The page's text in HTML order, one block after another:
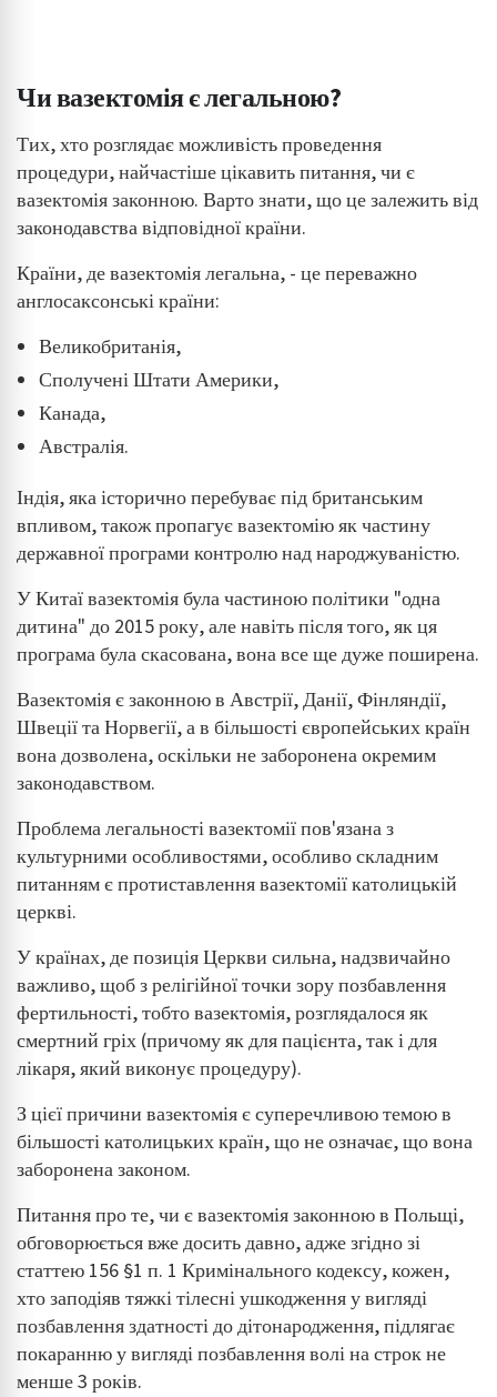
Чи вазектомія є легальною?
Тих, хто розглядає можливість проведення
процедури, найчастіше цікавить питання, чи є
вазектомія законною. Варто знати, що це залежить від
законодавства відповідної країни.
Країни, де вазектомія легальна, - це переважно
англосаксонські країни:
Великобританія,
Сполучені Штати Америки,
Канада,
Австралія.
Індія, яка історично перебуває під британським
впливом, також пропагує вазектомію як частину
державної програми контролю над народжуваністю.
У Китаї вазектомія була частиною політики "одна
дитина" до 2015 року, але навіть після того, як ця
програма була скасована, вона все ще дуже поширена.
Вазектомія є законною в Австрії, Данії, Фінляндії,
Швеції та Норвегії, а в більшості європейських країн
вона дозволена, оскільки не заборонена окремим
законодавством.
Проблема легальності вазектомії пов'язана з
культурними особливостями, особливо складним
питанням є протиставлення вазектомії католицькій
церкві.
У країнах, де позиція Церкви сильна, надзвичайно
важливо, щоб з релігійної точки зору позбавлення
фертильності, тобто вазектомія, розглядалося як
смертний гріх (причому як для пацієнта, так і для
лікаря, який виконує процедуру).
З цієї причини вазектомія є суперечливою темою в
більшості католицьких країн, що не означає, що вона
заборонена законом.
Питання про те, чи є вазектомія законною в Польщі,
обговорюється вже досить давно, адже згідно зі
статтею 156 §1 п. 1 Кримінального кодексу, кожен,
хто заподіяв тяжкі тілесні ушкодження у вигляді
позбавлення здатності до дітонародження, підлягає
покаранню у вигляді позбавлення волі на строк не
менше 3 років.